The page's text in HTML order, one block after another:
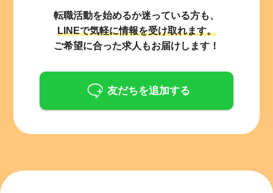
転職活動を始めるか迷っている方も、
LINEで気軽に情報を受け取れます。
ご希望に合った求人もお届けします！
友だちを追加する